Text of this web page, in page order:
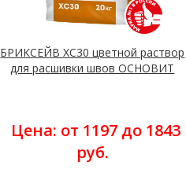
БРИКСЕЙВ XC30 цветной раствор
для расшивки швов ОСНОВИТ
Цена: от 1197 до 1843
руб.